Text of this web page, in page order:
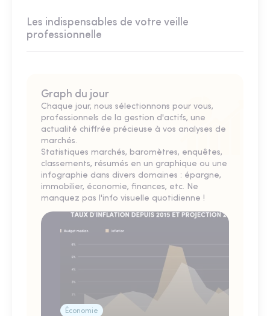
Les indispensables de votre veille
professionnelle
Graph du jour
Chaque jour, nous sélectionnons pour vous,
professionnels de la gestion d'actifs, une
actualité chiffrée précieuse à vos analyses de
marchés.
Statistiques marchés, baromètres, enquêtes,
classements, résumés en un graphique ou une
infographie dans divers domaines : épargne,
immobilier, économie, finances, etc. Ne
manquez pas l'info visuelle quotidienne !
Économie